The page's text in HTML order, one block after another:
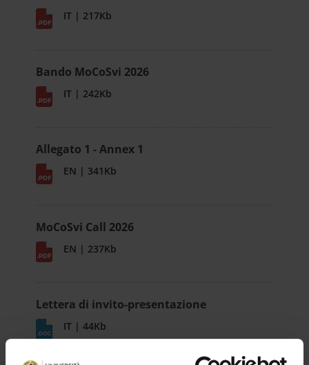
IT | 217Kb
Bando MoCoSvi 2026
IT | 242Kb
Allegato 1 - Annex 1
EN | 341Kb
MoCoSvi Call 2026
EN | 237Kb
Lettera di invito-presentazione
IT | 44Kb